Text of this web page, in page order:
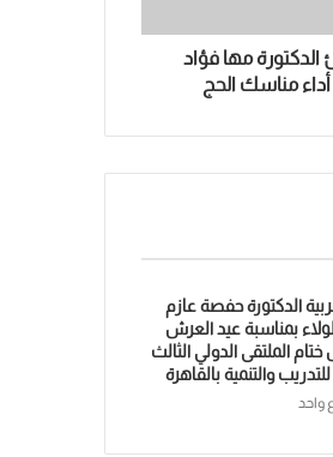
الدكتورة مها فؤاد
مناسك الحج
الدكتورة حفصة عازم
بمناسبة عيد العرش
ختام الملتقى الدولي الثالث
والتنمية بالقاهرة
واحد